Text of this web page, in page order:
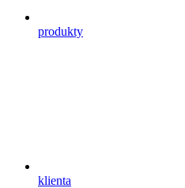
produkty
klienta